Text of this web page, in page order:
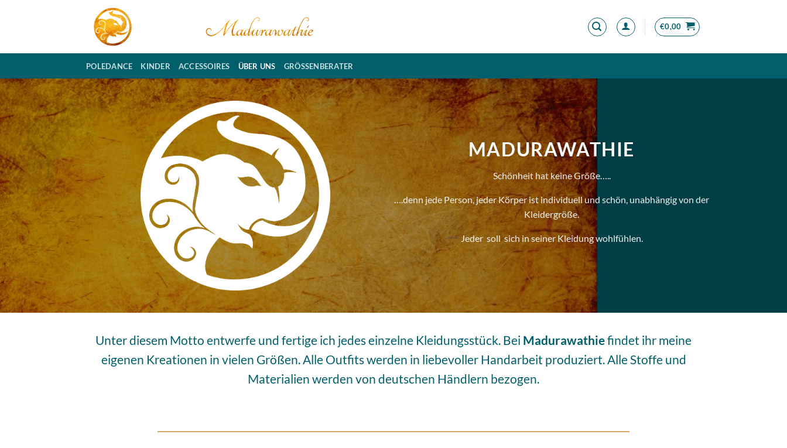
€0,00
POLEDANCE KINDER ACCESSOIRES ÜBER UNS GRÖSSENBERATER
MADURAWATHIE
Schönheit hat keine Größe…..
….denn jede Person, jeder Körper ist individuell und schön, unabhängig von der
Kleidergröße.
Jeder soll sich in seiner Kleidung wohlfühlen.
Unter diesem Motto entwerfe und fertige ich jedes einzelne Kleidungsstück. Bei Madurawathiefindet ihr meine
eigenen Kreationen in vielen Größen. Alle Outfits werden in liebevoller Handarbeit produziert. Alle Stoffe und
Materialien werden von deutschen Händlern bezogen.